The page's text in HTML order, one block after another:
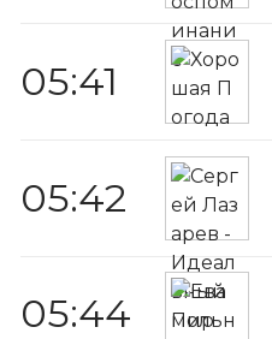
05:41
05:42
05:44